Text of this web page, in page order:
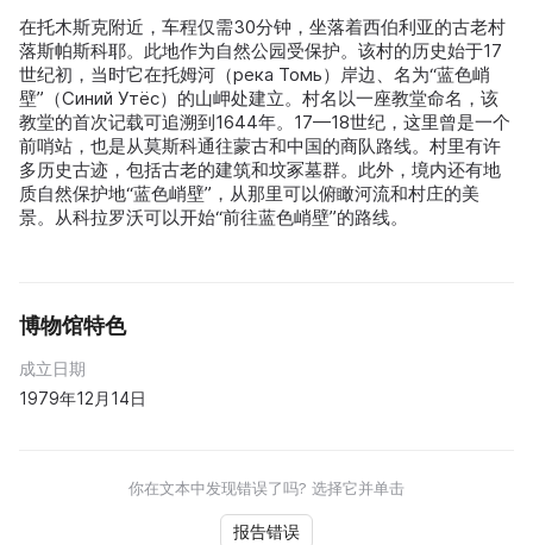
在托木斯克附近，车程仅需30分钟，坐落着西伯利亚的古老村
落斯帕斯科耶。此地作为自然公园受保护。该村的历史始于17
世纪初，当时它在托姆河（река Томь）岸边、名为“蓝色峭
壁”（Синий Утёс）的山岬处建立。村名以一座教堂命名，该
教堂的首次记载可追溯到1644年。17—18世纪，这里曾是一个
前哨站，也是从莫斯科通往蒙古和中国的商队路线。村里有许
多历史古迹，包括古老的建筑和坟冢墓群。此外，境内还有地
质自然保护地“蓝色峭壁”，从那里可以俯瞰河流和村庄的美
景。从科拉罗沃可以开始“前往蓝色峭壁”的路线。
博物馆特色
成立日期
1979年12月14日
你在文本中发现错误了吗? 选择它并单击
报告错误